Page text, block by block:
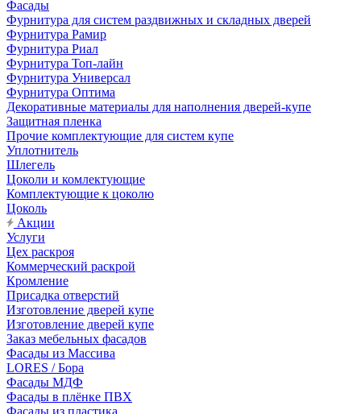
Фасады
Фурнитура для систем раздвижных и складных дверей
Фурнитура Рамир
Фурнитура Риал
Фурнитура Топ-лайн
Фурнитура Универсал
Фурнитура Оптима
Декоративные материалы для наполнения дверей-купе
Защитная пленка
Прочие комплектующие для систем купе
Уплотнитель
Шлегель
Цоколи и комлектующие
Комплектующие к цоколю
Цоколь
Акции
Услуги
Цех раскроя
Коммерческий раскрой
Кромление
Присадка отверстий
Изготовление дверей купе
Изготовление дверей купе
Заказ мебельных фасадов
Фасады из Массива
LORES / Бора
Фасады МДФ
Фасады в плёнке ПВХ
Фасады из пластика